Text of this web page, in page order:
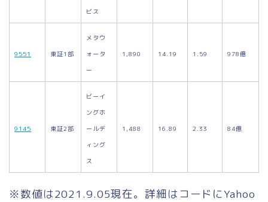
ビス
9551 東証1部
メタウ
ォータ
ー
1,890 14.19 1.59 978億
9145 東証2部
ビーイ
ングホ
ールデ
ィング
ス
1,488 16.89 2.33 84億
※数値は2021.9.05現在。詳細はコードにYahoo